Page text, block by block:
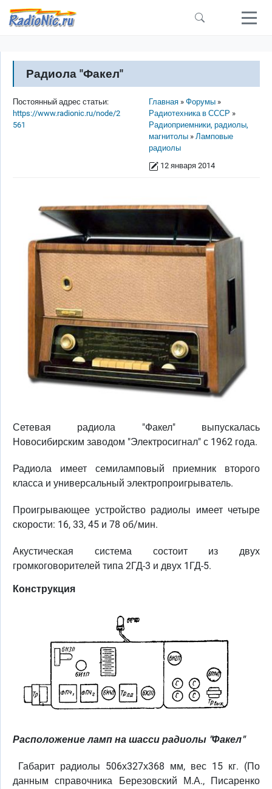
Перейти к основному содержанию
Радиола "Факел"
Строка навигации
Главная
Форумы
Радиотехника в СССР
Радиоприемники, радиолы,
магнитолы
Ламповые
радиолы
12 января 2014
Постоянный адрес статьи:
https://www.radionic.ru/node/2
561
Сетевая радиола "Факел" выпускалась
Новосибирским заводом "Электросигнал" с 1962 года.
Радиола имеет семиламповый приемник второго
класса и универсальный электропроигрыватель.
Проигрывающее устройство радиолы имеет четыре
скорости: 16, 33, 45 и 78 об/мин.
Акустическая система состоит из двух
громкоговорителей типа 2ГД-3 и двух 1ГД-5.
Конструкция
Расположение ламп на шасси радиолы "Факел"
Габарит радиолы 506х327х368 мм, вес 15 кг. (По
данным справочника Березовский М.А., Писаренко